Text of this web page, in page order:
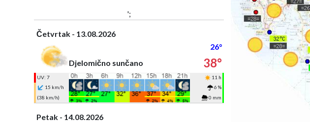
';
Četvrtak - 13.08.2026
26°
Djelomično sunčano
38°
UV: 7
11 h
15 km/h
6 %
(38 km/h)
0 mm
Petak - 14.08.2026